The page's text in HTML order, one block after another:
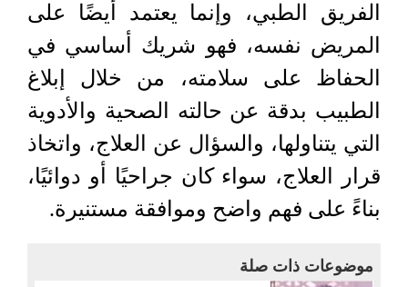
الفريق الطبي، وإنما يعتمد أيضًا على
المريض نفسه، فهو شريك أساسي في
الحفاظ على سلامته، من خلال إبلاغ
الطبيب بدقة عن حالته الصحية والأدوية
التي يتناولها، والسؤال عن العلاج، واتخاذ
قرار العلاج، سواء كان جراحيًا أو دوائيًا،
بناءً على فهم واضح وموافقة مستنيرة.
موضوعات ذات صلة